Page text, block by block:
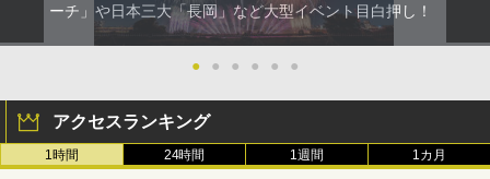
ーチ」や日本三大「長岡」など大型イベント目白押し！
● ● ● ● ● ●
アクセスランキング
1時間 24時間 1週間 1カ月